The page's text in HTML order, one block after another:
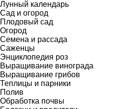
Лунный календарь
Сад и огород
Плодовый сад
Огород
Семена и рассада
Саженцы
Энциклопедия роз
Выращивание винограда
Выращивание грибов
Теплицы и парники
Полив
Обработка почвы